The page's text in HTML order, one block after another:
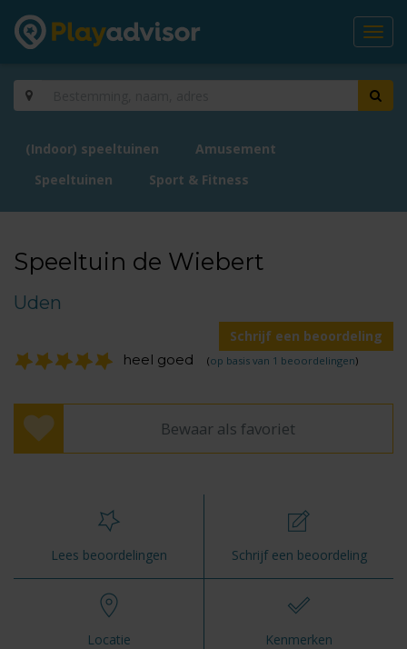
(Indoor) speeltuinen
Amusement
Speeltuinen
Sport & Fitness
Speeltuin de Wiebert
Uden
Schrijf een beoordeling
heel goed (op basis van 1 beoordelingen)
Bewaar als favoriet
Lees beoordelingen Schrijf een beoordeling
Locatie Kenmerken